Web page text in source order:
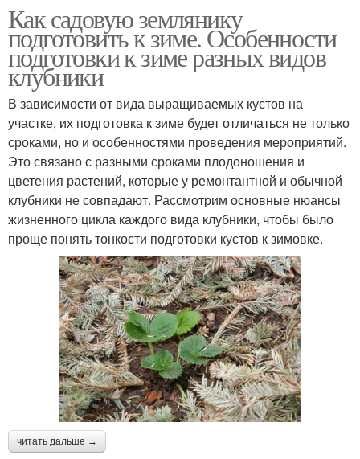
Как садовую землянику
подготовить к зиме. Особенности
подготовки к зиме разных видов
клубники
В зависимости от вида выращиваемых кустов на
участке, их подготовка к зиме будет отличаться не только
сроками, но и особенностями проведения мероприятий.
Это связано с разными сроками плодоношения и
цветения растений, которые у ремонтантной и обычной
клубники не совпадают. Рассмотрим основные нюансы
жизненного цикла каждого вида клубники, чтобы было
проще понять тонкости подготовки кустов к зимовке.
читать дальше →